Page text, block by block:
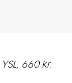
660 kr.